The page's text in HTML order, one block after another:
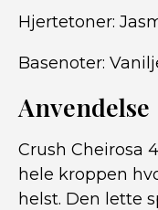
Hjertetoner:
Basenoter:
Anvendelse
Crush Cheirosa
hele kroppen
helst. Den lette